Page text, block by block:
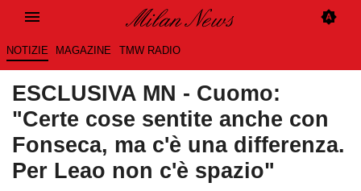
NOTIZIE MAGAZINE TMW RADIO
ESCLUSIVA MN - Cuomo:
"Certe cose sentite anche con
Fonseca, ma c'è una differenza.
Per Leao non c'è spazio"